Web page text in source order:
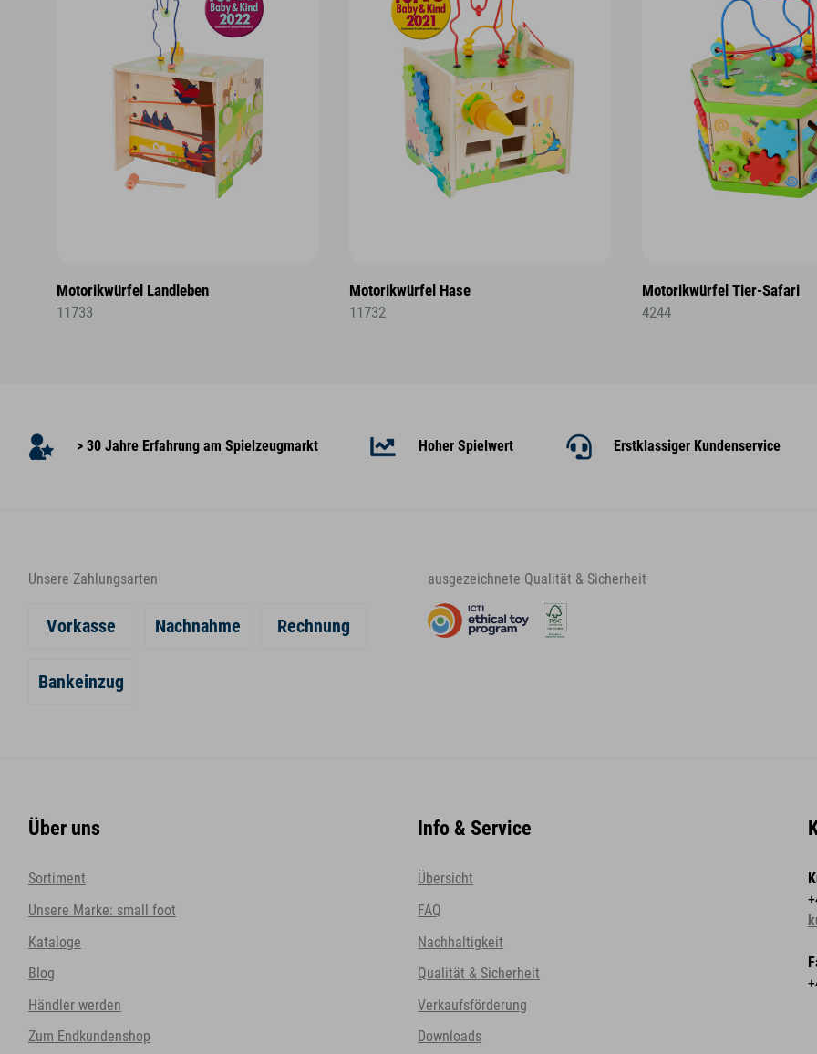
Motorikwürfel Landleben
11733
Motorikwürfel Hase
11732
Motorikwürfel Tier-Safari
4244
> 30 Jahre Erfahrung am Spielzeugmarkt Hoher Spielwert Erstklassiger Kundenservice
Unsere Zahlungsarten
Vorkasse Nachnahme Rechnung
Bankeinzug
ausgezeichnete Qualität & Sicherheit
Über uns
Sortiment
Unsere Marke: small foot
Kataloge
Blog
Händler werden
Zum Endkundenshop
Info & Service
Übersicht
FAQ
Nachhaltigkeit
Qualität & Sicherheit
Verkaufsförderung
Downloads